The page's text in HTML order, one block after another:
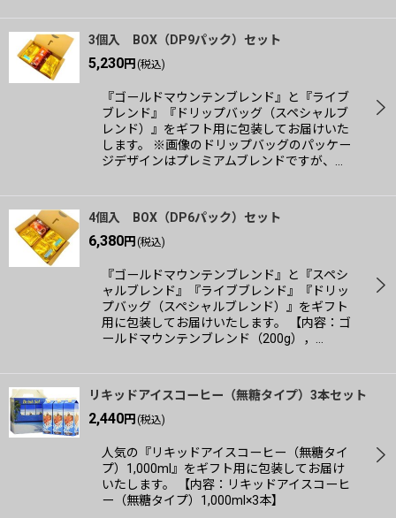
3個入 BOX（DP9パック）セット
5,230円 (税込)
『ゴールドマウンテンブレンド』と『ライブ
ブレンド』『ドリップバッグ（スペシャルブ
レンド）』をギフト用に包装してお届けいた
します。 ※画像のドリップバッグのパッケー
ジデザインはプレミアムブレンドですが、…
4個入 BOX（DP6パック）セット
6,380円 (税込)
『ゴールドマウンテンブレンド』と『スペシ
ャルブレンド』『ライブブレンド』『ドリッ
プバッグ（スペシャルブレンド）』をギフト
用に包装してお届けいたします。 【内容：ゴ
ールドマウンテンブレンド（200g），…
リキッドアイスコーヒー（無糖タイプ）3本セット
2,440円 (税込)
人気の『リキッドアイスコーヒー（無糖タイ
プ）1,000ml』をギフト用に包装してお届け
いたします。 【内容：リキッドアイスコーヒ
ー（無糖タイプ）1,000ml×3本】